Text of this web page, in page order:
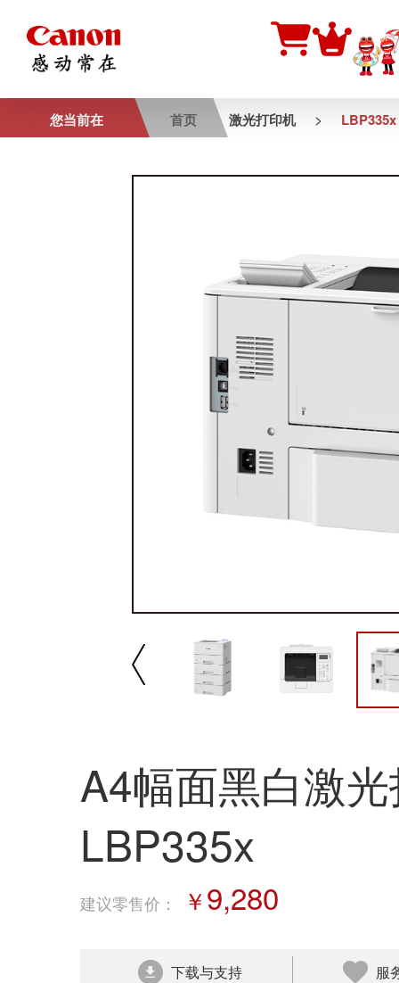
您当前在 首页 激光打印机 > LBP335x
播放/暂停
A4幅面黑白激
LBP335x
建议零售价 ： ￥9,280
下载与支持 服